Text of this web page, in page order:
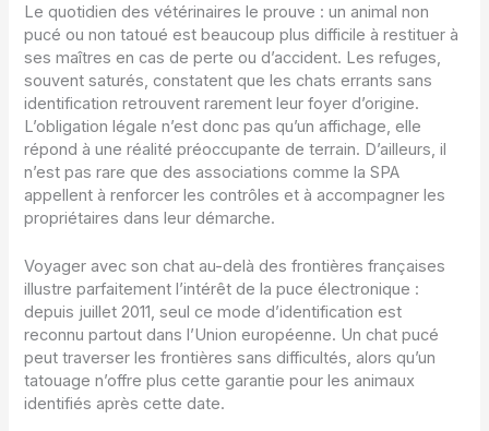
Le quotidien des vétérinaires le prouve : un animal non
pucé ou non tatoué est beaucoup plus difficile à restituer à
ses maîtres en cas de perte ou d’accident. Les refuges,
souvent saturés, constatent que les chats errants sans
identification retrouvent rarement leur foyer d’origine.
L’obligation légale n’est donc pas qu’un affichage, elle
répond à une réalité préoccupante de terrain. D’ailleurs, il
n’est pas rare que des associations comme la SPA
appellent à renforcer les contrôles et à accompagner les
propriétaires dans leur démarche.
Voyager avec son chat au-delà des frontières françaises
illustre parfaitement l’intérêt de la puce électronique :
depuis juillet 2011, seul ce mode d’identification est
reconnu partout dans l’Union européenne. Un chat pucé
peut traverser les frontières sans difficultés, alors qu’un
tatouage n’offre plus cette garantie pour les animaux
identifiés après cette date.